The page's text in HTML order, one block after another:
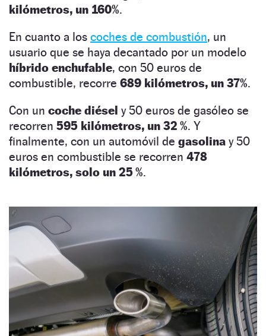
kilómetros, un 160%.
En cuanto a los coches de combustión, un
usuario que se haya decantado por un modelo
híbrido enchufable, con 50 euros de
combustible, recorre 689 kilómetros, un 37%.
Con un coche diésel y 50 euros de gasóleo se
recorren 595 kilómetros, un 32 %. Y
finalmente, con un automóvil de gasolina y 50
euros en combustible se recorren 478
kilómetros, solo un 25 %.